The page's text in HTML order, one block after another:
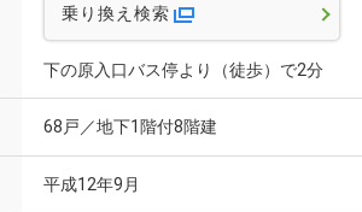
乗り換え検索
下の原入口バス停より（徒歩）で2分
68戸／地下1階付8階建
平成12年9月